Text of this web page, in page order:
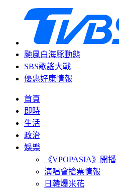
颱風白海豚動態
SBS歌謠大戰
優惠好康情報
首頁
即時
生活
政治
娛樂
《VPOPASIA》開播
演唱會搶票情報
日韓爆米花